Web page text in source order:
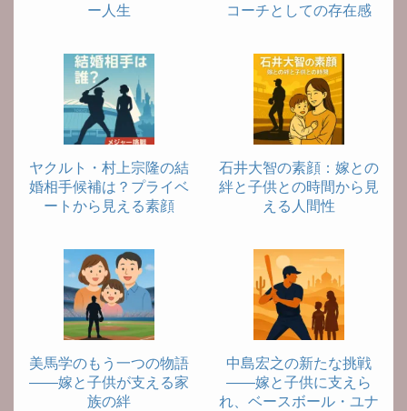
ー人生
コーチとしての存在感
ヤクルト・村上宗隆の結
婚相手候補は？プライベ
ートから見える素顔
石井大智の素顔：嫁との
絆と子供との時間から見
える人間性
美馬学のもう一つの物語
――嫁と子供が支える家
族の絆
中島宏之の新たな挑戦
――嫁と子供に支えら
れ、ベースボール・ユナ